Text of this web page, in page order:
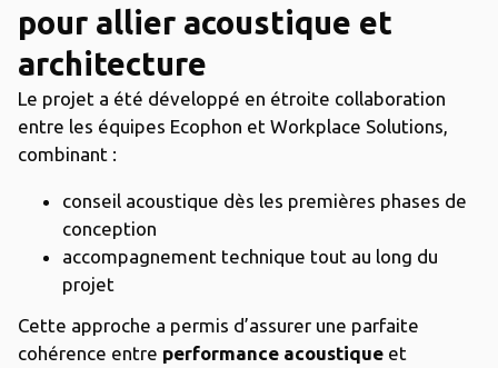
pour allier acoustique et
architecture
Le projet a été développé en étroite collaboration
entre les équipes Ecophon et Workplace Solutions,
combinant :
conseil acoustique dès les premières phases de
conception
accompagnement technique tout au long du
projet
Cette approche a permis d’assurer une parfaite
cohérence entre performance acoustique et